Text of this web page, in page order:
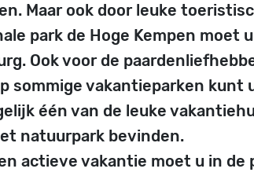
Maar ook door leuke
park de Hoge Kempen moet
Ook voor de
sommige vakantieparken
één van de leuke
natuurpark bevinden.
actieve vakantie moet u in